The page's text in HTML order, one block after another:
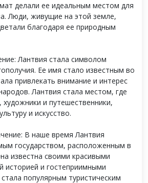
делали ее идеальным местом для
Люди, живущие на этой земле,
благодаря ее природным
Лантвия стала символом
Ее имя стало известным во
привлекать внимание и интерес
Лантвия стала местом, где
художники и путешественники,
и искусство.
В наше время Лантвия
государством, расположенным в
известна своими красивыми
историей и гостеприимными
популярным туристическим